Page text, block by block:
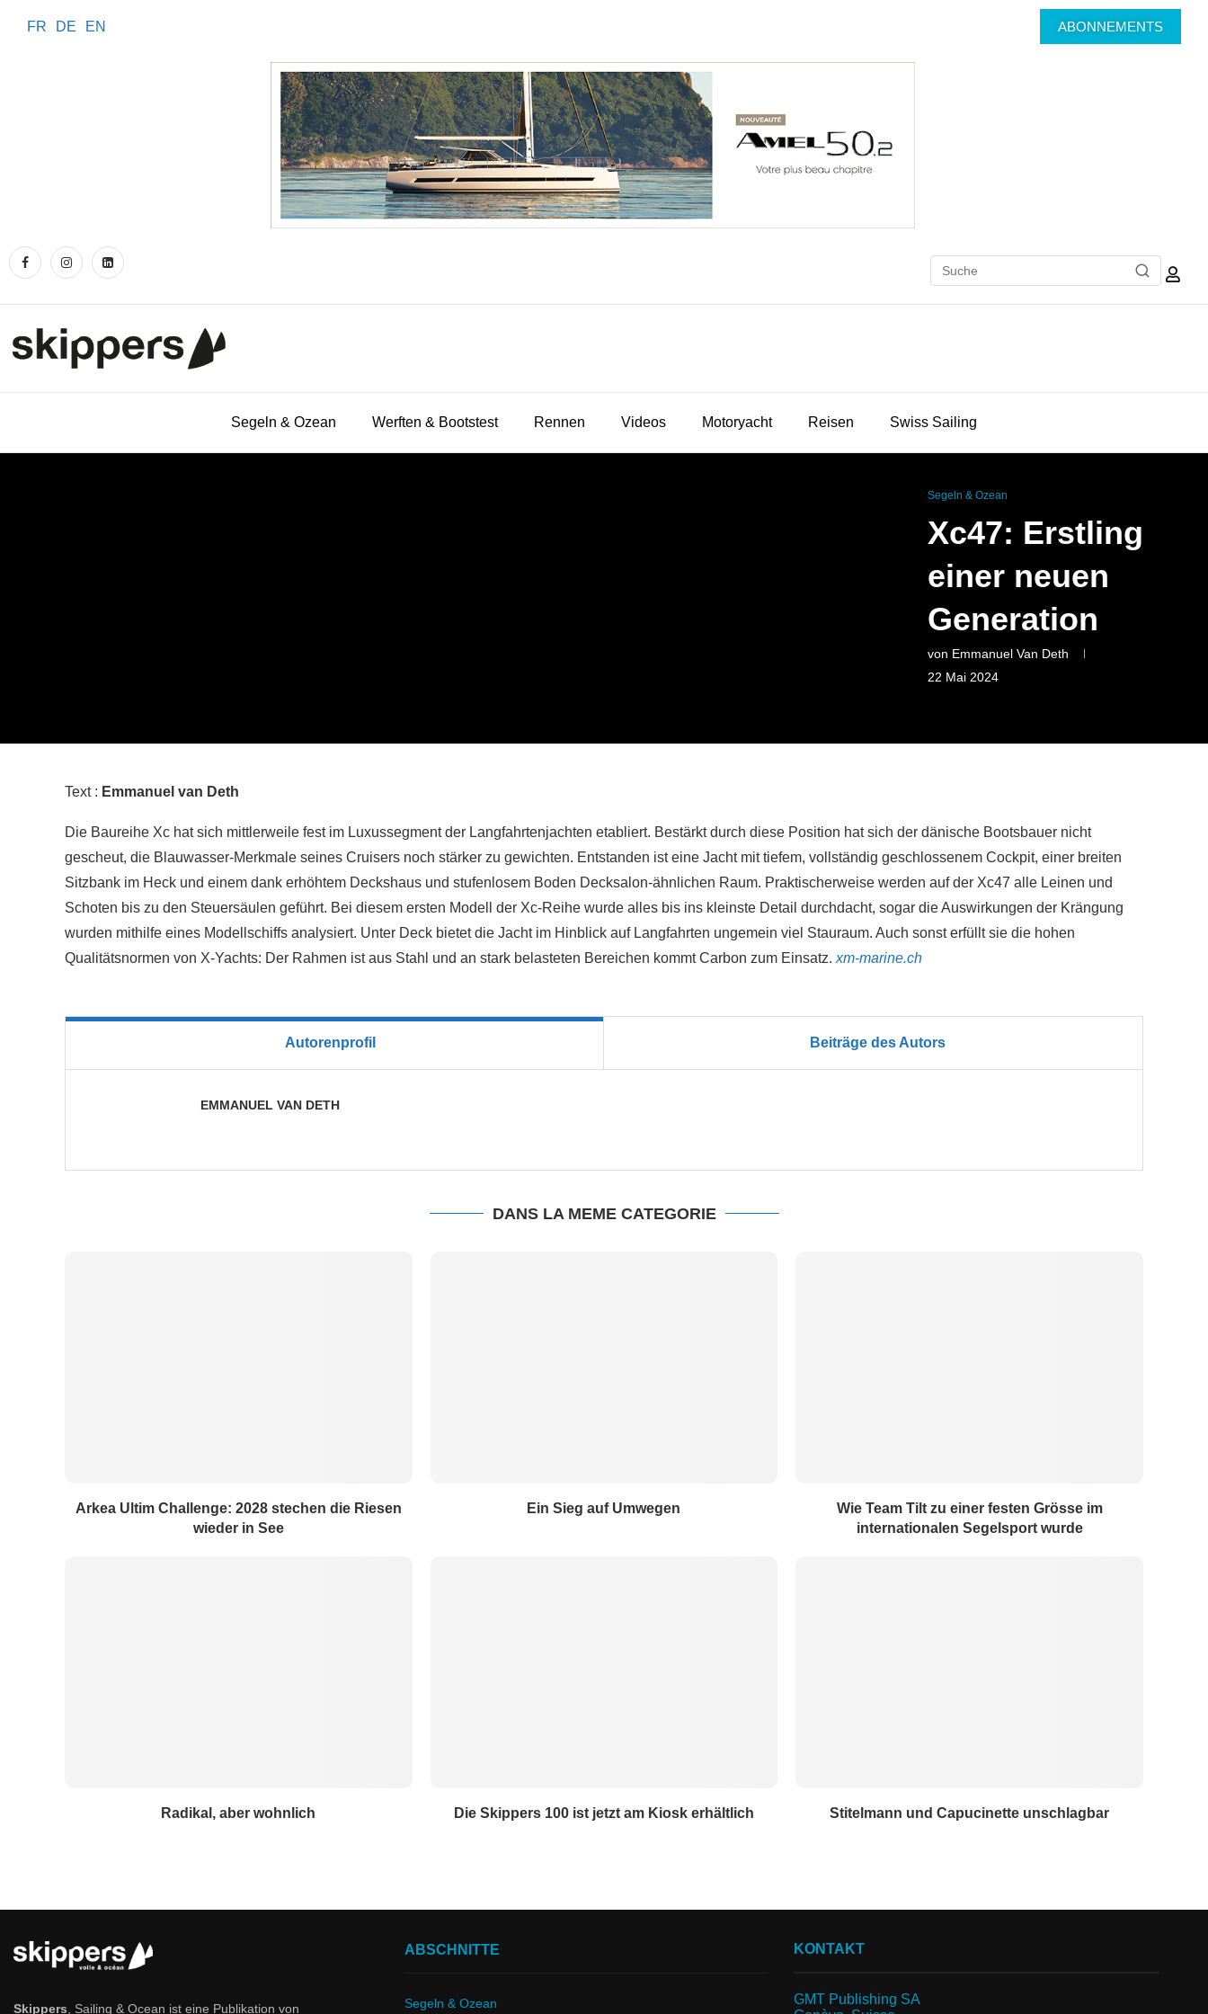
FR DE EN ABONNEMENTS
Segeln & Ozean Werften & Bootstest Rennen Videos Motoryacht Reisen Swiss Sailing
Segeln & Ozean
Xc47: Erstling
einer neuen
Generation
von Emmanuel Van Deth
22 Mai 2024
Text : Emmanuel van Deth
Die Baureihe Xc hat sich mittlerweile fest im Luxussegment der Langfahrtenjachten etabliert. Bestärkt durch diese Position hat sich der dänische Bootsbauer nicht
gescheut, die Blauwasser-Merkmale seines Cruisers noch stärker zu gewichten. Entstanden ist eine Jacht mit tiefem, vollständig geschlossenem Cockpit, einer breiten
Sitzbank im Heck und einem dank erhöhtem Deckshaus und stufenlosem Boden Decksalon-ähnlichen Raum. Praktischerweise werden auf der Xc47 alle Leinen und
Schoten bis zu den Steuersäulen geführt. Bei diesem ersten Modell der Xc-Reihe wurde alles bis ins kleinste Detail durchdacht, sogar die Auswirkungen der Krängung
wurden mithilfe eines Modellschiffs analysiert. Unter Deck bietet die Jacht im Hinblick auf Langfahrten ungemein viel Stauraum. Auch sonst erfüllt sie die hohen
Qualitätsnormen von X-Yachts: Der Rahmen ist aus Stahl und an stark belasteten Bereichen kommt Carbon zum Einsatz. xm-marine.ch
Autorenprofil Beiträge des Autors
EMMANUEL VAN DETH
DANS LA MEME CATEGORIE
Arkea Ultim Challenge: 2028 stechen die Riesen
wieder in See
Ein Sieg auf Umwegen
Wie Team Tilt zu einer festen Grösse im
internationalen Segelsport wurde
Radikal, aber wohnlich Die Skippers 100 ist jetzt am Kiosk erhältlich Stitelmann und Capucinette unschlagbar
Skippers , Sailing & Ocean ist eine Publikation von
ABSCHNITTE
Segeln & Ozean
KONTAKT
GMT Publishing SA